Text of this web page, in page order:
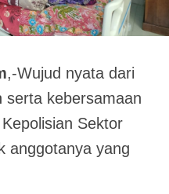
,-Wujud nyata dari
serta kebersamaan
Sektor
anggotanya yang